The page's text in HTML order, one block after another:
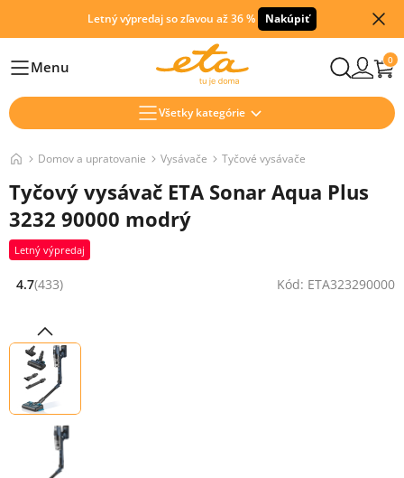
Letný výpredaj so zľavou až 36 % Nakúpiť
HlavníMenu 0
Všetky kategórie
Domov a upratovanie Vysávače Tyčové vysávače
Tyčový vysávač ETA Sonar Aqua Plus
3232 90000 modrý
Letný výpredaj
Hodnocení: 4.7 z 5 (433 recenzí)
4.7(433) Kód: ETA323290000